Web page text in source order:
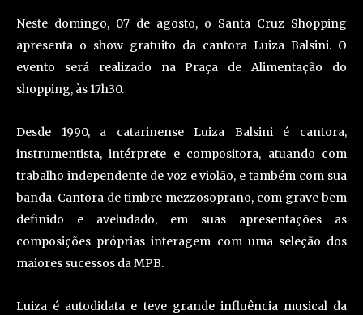
Neste domingo, 07 de agosto, o Santa Cruz Shopping
apresenta o show gratuito da cantora Luiza Balsini. O
evento será realizado na Praça de Alimentação do
shopping, às 17h30.
Desde 1990, a catarinense Luiza Balsini é cantora,
instrumentista, intérprete e compositora, atuando com
trabalho independente de voz e violão, e também com sua
banda. Cantora de timbre mezzosoprano, com grave bem
definido e aveludado, em suas apresentações as
composições próprias interagem com uma seleção dos
maiores sucessos da MPB.
Luiza é autodidata e teve grande influência musical da